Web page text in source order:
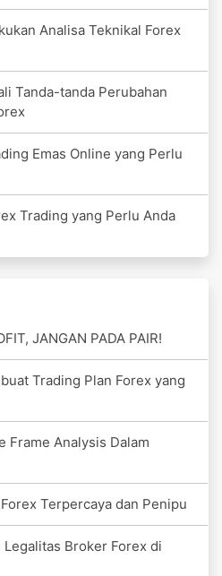
Analisa Teknikal Forex
Tanda-tanda Perubahan
Emas Online yang Perlu
Trading yang Perlu Anda
JANGAN PADA PAIR!
Trading Plan Forex yang
Frame Analysis Dalam
Terpercaya dan Penipu
Broker Forex di